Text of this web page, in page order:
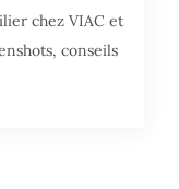
chez VIAC et
conseils